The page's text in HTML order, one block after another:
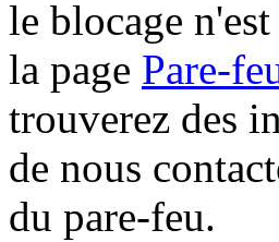
le blocage
la page Pare-
trouverez des
de nous
du pare-feu.